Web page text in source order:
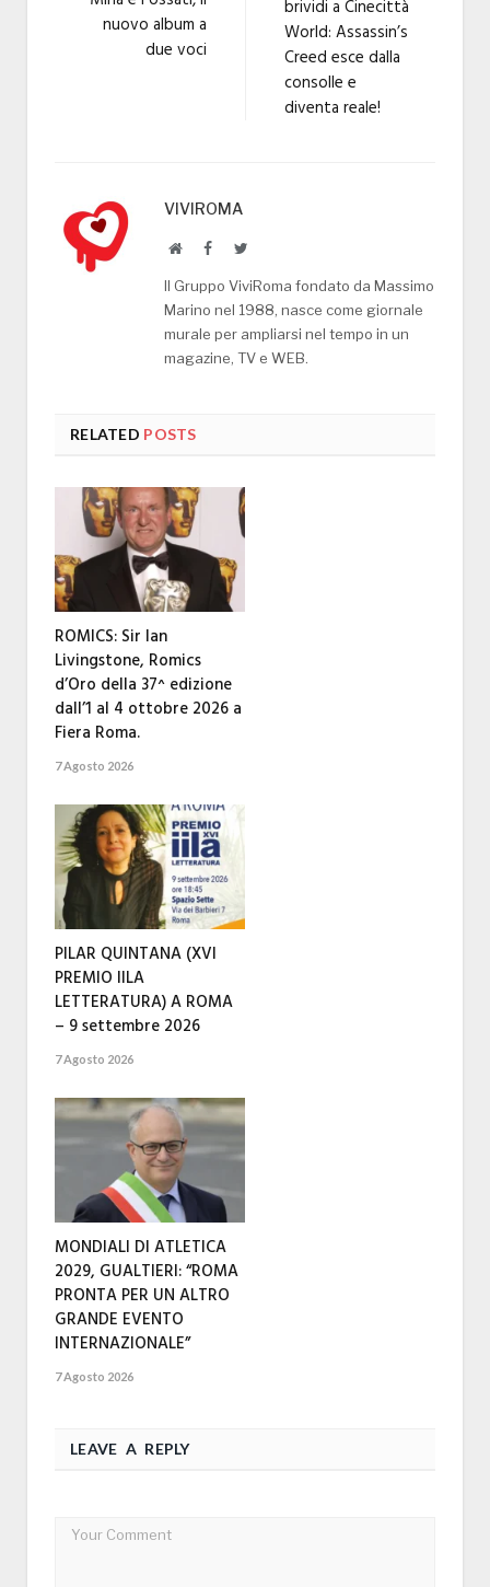
nuovo album a
due voci
brividi a Cinecittà
World: Assassin’s
Creed esce dalla
consolle e
diventa reale!
VIVIROMA
WebsiteFacebookTwitter
Il Gruppo ViviRoma fondato da Massimo
Marino nel 1988, nasce come giornale
murale per ampliarsi nel tempo in un
magazine, TV e WEB.
RELATED POSTS
ROMICS: Sir Ian
Livingstone, Romics
d’Oro della 37^ edizione
dall’1 al 4 ottobre 2026 a
Fiera Roma.
7 Agosto 2026
PILAR QUINTANA (XVI
PREMIO IILA
LETTERATURA) A ROMA
– 9 settembre 2026
7 Agosto 2026
MONDIALI DI ATLETICA
2029, GUALTIERI: “ROMA
PRONTA PER UN ALTRO
GRANDE EVENTO
INTERNAZIONALE”
7 Agosto 2026
LEAVE A REPLY